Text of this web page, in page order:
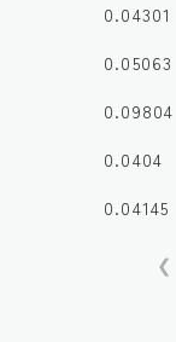
0.04301
0.05063
0.09804
0.0404
0.04145
❮